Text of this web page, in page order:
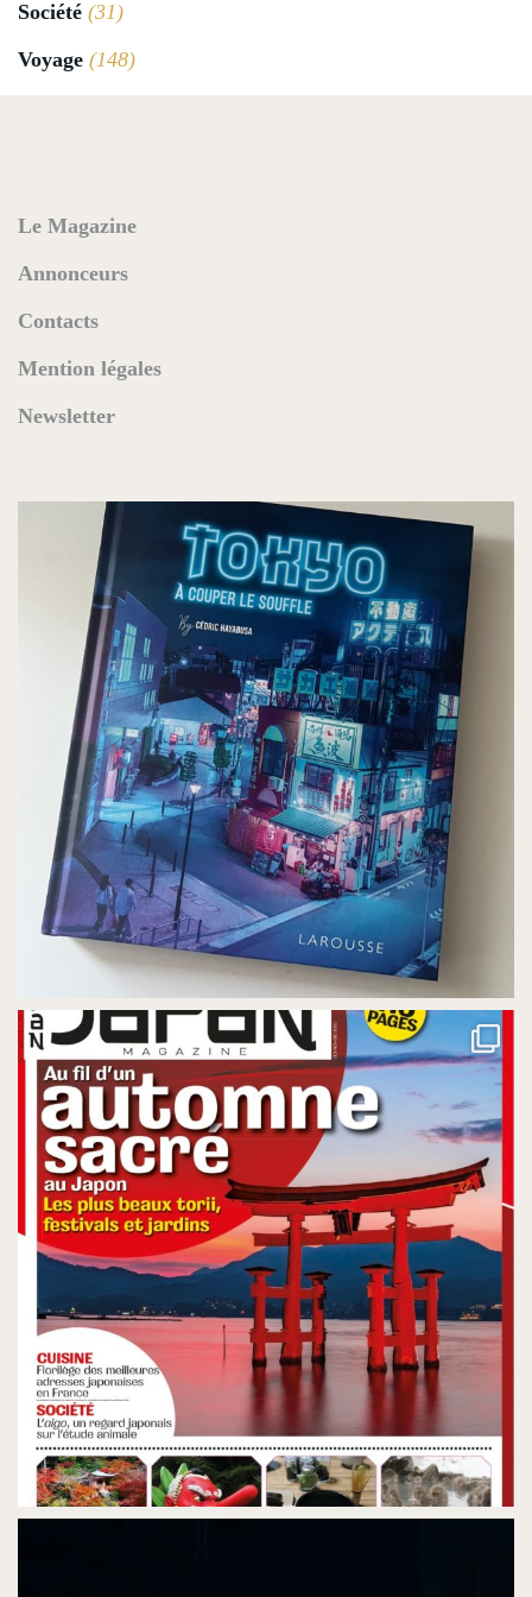
Société (31)
Voyage (148)
Le Magazine
Annonceurs
Contacts
Mention légales
Newsletter